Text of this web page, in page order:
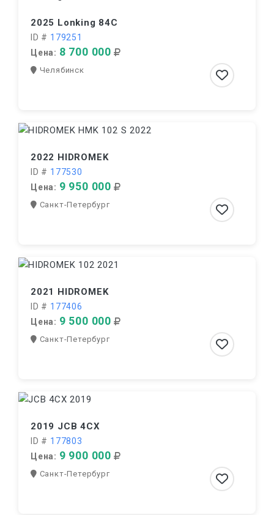
2025 Lonking 84C
ID # 179251
Цена: 8 700 000
Челябинск
2022 HIDROMEK
ID # 177530
Цена: 9 950 000
Санкт-Петербург
2021 HIDROMEK
ID # 177406
Цена: 9 500 000
Санкт-Петербург
2019 JCB 4CX
ID # 177803
Цена: 9 900 000
Санкт-Петербург